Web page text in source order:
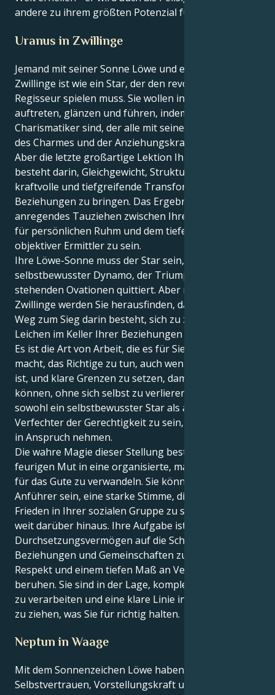
andere zu ihrem größten Potenzial führt.
Uranus in Zwillinge
Jemand mit seiner Sonne Löwe und einem Uranus in
Zwillinge ist wie ein Star, der den revolutionären
Regisseur spielen muss. Sie wollen instinktiv
auftreten, glänzen und führen, indem Sie der
Charismatiker sind, der alle mit seinen Superkräften
des Charmes und der Anziehungskraft inspiriert.
Aber die letzte großartige Lektion Ihres Lebens
besteht darin, Gleichgewicht, Struktur und eine
kraftvolle und tiefgreifende Transformation in Ihre
Beziehungen zu bringen. Das Ergebnis ist ein
anregendes Tauziehen zwischen Ihrer Leidenschaft
für persönlichen Ruhm und dem tiefen Bedürfnis, ein
objektiver Ermittler zu sein.
Ihre Löwe-Sonne muss der Star sein, ein
selbstbewusster Dynamo, der Triumphe mit
stehenden Ovationen quittiert. Aber mit Uranus in
Zwillinge werden Sie herausfinden, dass der wahre
Weg zum Sieg darin besteht, sich zu zwingen, die
Leichen im Keller Ihrer Beziehungen zu untersuchen.
Es ist die Art von Arbeit, die es für Sie entscheidend
macht, das Richtige zu tun, auch wenn es unbequem
ist, und klare Grenzen zu setzen, damit Sie geben
können, ohne sich selbst zu verlieren. Zu lernen,
sowohl ein selbstbewusster Star als auch ein starker
Verfechter der Gerechtigkeit zu sein, wird einige Zeit
in Anspruch nehmen.
Die wahre Magie dieser Stellung besteht darin, Ihren
feurigen Mut in eine organisierte, materielle Kraft
für das Gute zu verwandeln. Sie können ein stiller
Anführer sein, eine starke Stimme, die dazu beiträgt,
Frieden in Ihrer sozialen Gruppe zu schaffen und
weit darüber hinaus. Ihre Aufgabe ist es, Ihr starkes
Durchsetzungsvermögen auf die Schaffung von
Beziehungen und Gemeinschaften zu richten, die auf
Respekt und einem tiefen Maß an Vertrauen
beruhen. Sie sind in der Lage, komplexe Emotionen
zu verarbeiten und eine klare Linie in Bezug auf das
zu ziehen, was Sie für richtig halten.
Neptun in Waage
Mit dem Sonnenzeichen Löwe haben Sie
Selbstvertrauen, Vorstellungskraft und ein